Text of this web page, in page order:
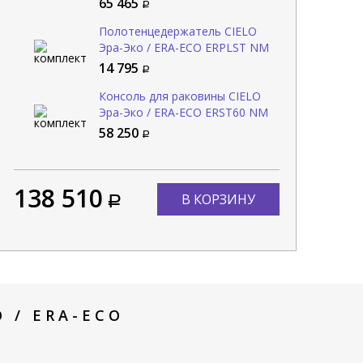
Полотенцедержатель CIELO
Эра-Эко / ERA-ECO ERPLST NM
14 795
Консоль для раковины CIELO
Эра-Эко / ERA-ECO ERST60 NM
58 250
138 510 В КОРЗИНУ
ERA-ECO